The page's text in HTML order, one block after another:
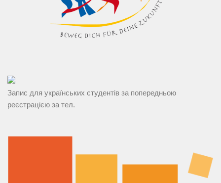
Запис для українських студентів за попередньою
реєстрацією за тел.